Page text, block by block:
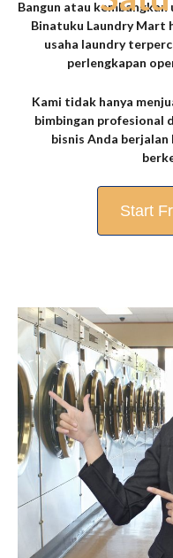
Bangun atau
Binatuku Laundry Mart
usaha laundry
perlengkapan
Kami tidak hanya
bimbingan profesional
bisnis Anda berjalan
Start